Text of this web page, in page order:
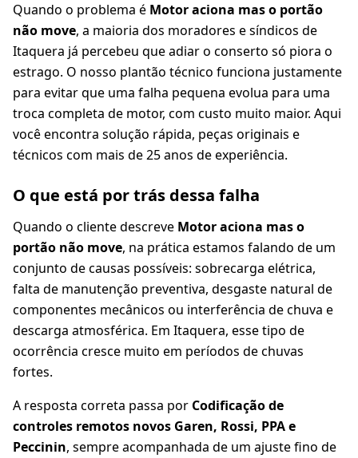
Quando o problema é Motor aciona mas o portão
não move, a maioria dos moradores e síndicos de
Itaquera já percebeu que adiar o conserto só piora o
estrago. O nosso plantão técnico funciona justamente
para evitar que uma falha pequena evolua para uma
troca completa de motor, com custo muito maior. Aqui
você encontra solução rápida, peças originais e
técnicos com mais de 25 anos de experiência.
O que está por trás dessa falha
Quando o cliente descreve Motor aciona mas o
portão não move, na prática estamos falando de um
conjunto de causas possíveis: sobrecarga elétrica,
falta de manutenção preventiva, desgaste natural de
componentes mecânicos ou interferência de chuva e
descarga atmosférica. Em Itaquera, esse tipo de
ocorrência cresce muito em períodos de chuvas
fortes.
A resposta correta passa por Codificação de
controles remotos novos Garen, Rossi, PPA e
Peccinin, sempre acompanhada de um ajuste fino de